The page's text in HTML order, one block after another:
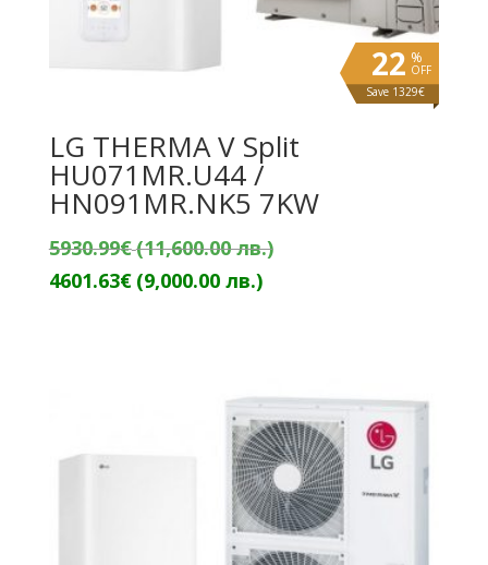
%
OFF
22
Save 1329€
LG THERMA V Split
HU071MR.U44 /
HN091MR.NK5 7KW
5930.99€(11,600.00 лв.)Original
4601.63€ (9,000.00 лв.)Текущата
(9,000.00
лв.).